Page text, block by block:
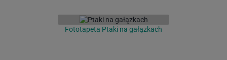
Fototapeta Ptaki na gałązkach